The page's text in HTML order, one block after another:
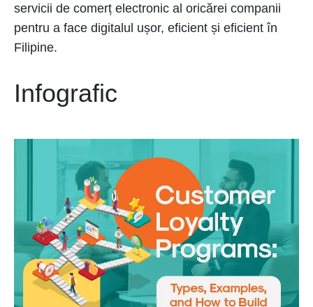
servicii de comerț electronic al oricărei companii
pentru a face digitalul ușor, eficient și eficient în
Filipine.
Infografic